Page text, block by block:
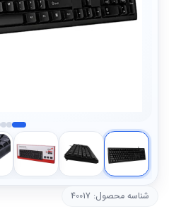
شناسه محصول: 40017